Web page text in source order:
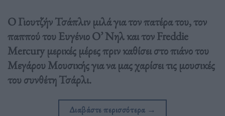
Ο Γιουτζήν Τσάπλιν μιλά για τον πατέρα του, τον
παππού του Ευγένιο Ο’ Νηλ και τον Freddie
Mercury μερικές μέρες πριν καθίσει στο πιάνο του
Μεγάρου Μουσικής για να μας χαρίσει τις μουσικές
του συνθέτη Τσάρλι.
Διαβάστε περισσότερα →